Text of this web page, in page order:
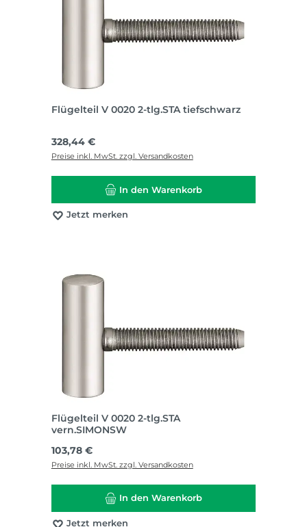
Flügelteil V 0020 2-tlg.STA tiefschwarz
Regulärer Preis:
328,44 €
Preise inkl. MwSt. zzgl. Versandkosten
In den Warenkorb
Jetzt merken
Flügelteil V 0020 2-tlg.STA
vern.SIMONSW
Regulärer Preis:
103,78 €
Preise inkl. MwSt. zzgl. Versandkosten
In den Warenkorb
Jetzt merken